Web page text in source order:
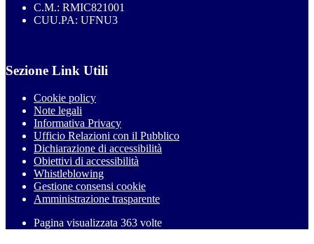
C.M.: RMIC821001
CUU.PA: UFNU3
Sezione Link Utili
Cookie policy
Note legali
Informativa Privacy
Ufficio Relazioni con il Pubblico
Dichiarazione di accessibilità
Obiettivi di accessibilità
Whistleblowing
Gestione consensi cookie
Amministrazione trasparente
Pagina visualizzata 363 volte